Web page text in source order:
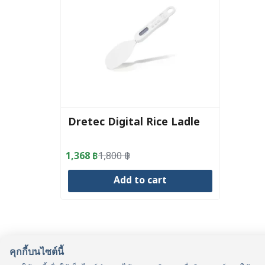
Dretec Digital Rice Ladle
1,800฿
Original
price
was:
1,368 ฿
Current
price
is:
Add to cart
คุกกี้บนไซต์นี้